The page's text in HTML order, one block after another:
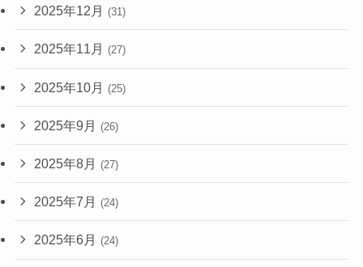
2025年12月 (31)
2025年11月 (27)
2025年10月 (25)
2025年9月 (26)
2025年8月 (27)
2025年7月 (24)
2025年6月 (24)